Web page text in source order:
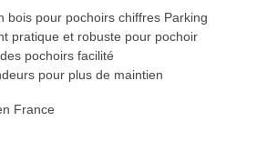
bois pour pochoirs chiffres Parking
pratique et robuste pour pochoir
pochoirs facilité
pour plus de maintien
France